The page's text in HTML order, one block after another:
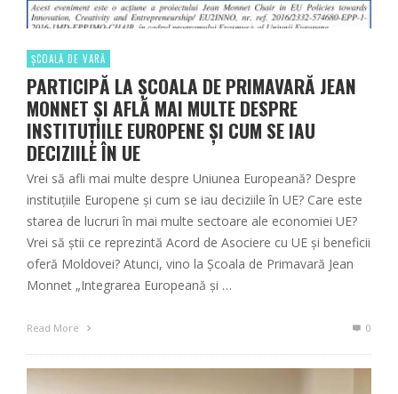
ȘCOALĂ DE VARĂ
PARTICIPĂ LA ȘCOALA DE PRIMAVARĂ JEAN
MONNET ȘI AFLĂ MAI MULTE DESPRE
INSTITUȚIILE EUROPENE ȘI CUM SE IAU
DECIZIILE ÎN UE
Vrei să afli mai multe despre Uniunea Europeană? Despre
instituțiile Europene și cum se iau deciziile în UE? Care este
starea de lucruri în mai multe sectoare ale economiei UE?
Vrei să știi ce reprezintă Acord de Asociere cu UE și beneficii
oferă Moldovei? Atunci, vino la Școala de Primavară Jean
Monnet „Integrarea Europeană și …
Read More 0